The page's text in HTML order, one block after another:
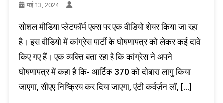
मई 13, 2024
सोशल मीडिया प्लेटफॉर्म एक्स पर एक वीडियो शेयर किया जा रहा
है। इस वीडियो में कांग्रेस पार्टी के घोषणापत्र को लेकर कई दावे
किए गए हैं। एक व्यक्ति बता रहा है कि कांग्रेस ने अपने
घोषणापत्र में कहा है कि- आर्टिक 370 को दोबारा लागु किया
जाएगा, सीएए निष्क्रिय कर दिया जाएगा, एंटी कर्वर्ज़न लॉ, […]